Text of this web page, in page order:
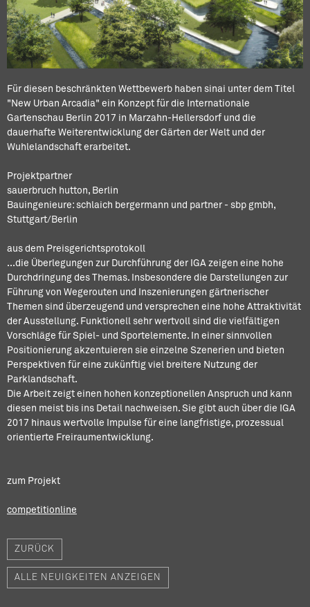
Für diesen beschränkten Wettbewerb haben sinai unter dem Titel
"New Urban Arcadia" ein Konzept für die Internationale
Gartenschau Berlin 2017 in Marzahn-Hellersdorf und die
dauerhafte Weiterentwicklung der Gärten der Welt und der
Wuhlelandschaft erarbeitet.
Projektpartner
sauerbruch hutton, Berlin
Bauingenieure: schlaich bergermann und partner - sbp gmbh,
Stuttgart/Berlin
aus dem Preisgerichtsprotokoll
...die Überlegungen zur Durchführung der IGA zeigen eine hohe
Durchdringung des Themas. Insbesondere die Darstellungen zur
Führung von Wegerouten und Inszenierungen gärtnerischer
Themen sind überzeugend und versprechen eine hohe Attraktivität
der Ausstellung. Funktionell sehr wertvoll sind die vielfältigen
Vorschläge für Spiel- und Sportelemente. In einer sinnvollen
Positionierung akzentuieren sie einzelne Szenerien und bieten
Perspektiven für eine zukünftig viel breitere Nutzung der
Parklandschaft.
Die Arbeit zeigt einen hohen konzeptionellen Anspruch und kann
diesen meist bis ins Detail nachweisen. Sie gibt auch über die IGA
2017 hinaus wertvolle Impulse für eine langfristige, prozessual
orientierte Freiraumentwicklung.
zum Projekt
competitionline
ZURÜCK
ALLE NEUIGKEITEN ANZEIGEN